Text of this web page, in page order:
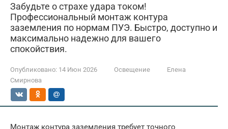
Забудьте о страхе удара током!
Профессиональный монтаж контура
заземления по нормам ПУЭ. Быстро, доступно и
максимально надежно для вашего
спокойствия.
Опубликовано: 14 Июн 2026 Освещение
Елена
Смирнова
Монтаж контура заземления требует точного